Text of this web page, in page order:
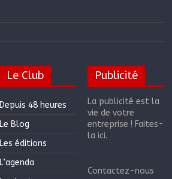
Le Club
Depuis 48 heures
Le Blog
Les éditions
L’agenda
Publicité
La publicité est la
vie de votre
entreprise ! Faites-
la ici.
Contactez-nous